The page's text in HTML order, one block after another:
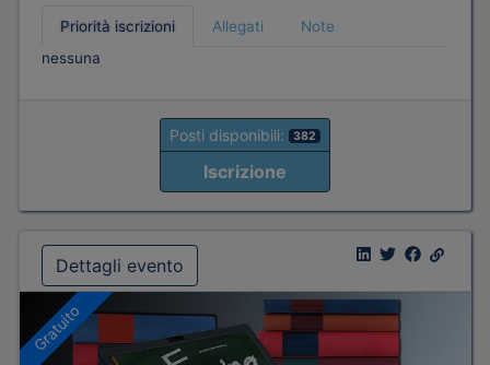
Priorità iscrizioni Allegati
Note
nessuna
Posti disponibili: 382
Iscrizione
Dettagli evento
Gratuito